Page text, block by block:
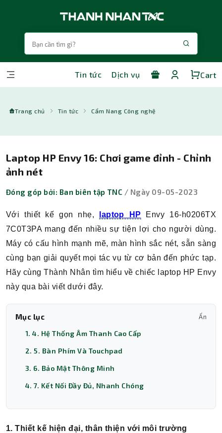
Tin tức Dịch vụ Cart
Trang chủ Tin tức Cẩm Nang Công nghệ
Laptop HP Envy 16: Chơi game đỉnh - Chỉnh
ảnh nét
Đóng góp bởi: Ban biên tập TNC / Ngày 09-05-2023
Với thiết kế gọn nhẹ, laptop HP
Envy 16-h0206TX
7C0T3PA mang đến nhiều sự tiện lợi cho người dùng.
Máy có cấu hình mạnh mẽ, màn hình sắc nét, sẵn sàng
cùng bạn giải quyết mọi tác vụ từ cơ bản đến phức tạp.
Hãy cùng Thành Nhân tìm hiểu về chiếc laptop HP Envy
này qua bài viết dưới đây.
Mục lục Ẩn
1. 4. Hệ Thống Âm Thanh Cao Cấp
2. 5. Bàn Phím Và Touchpad
3. 6. Bảo Mật Thông Minh
4. 7. Kết Nối Đầy Đủ, Nhanh Chóng
1. Thiết kế hiện đại, thân thiện với môi trường